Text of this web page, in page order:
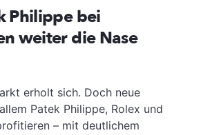
Philippe bei
weiter die Nase
erholt sich. Doch neue
Patek Philippe, Rolex und
– mit deutlichem